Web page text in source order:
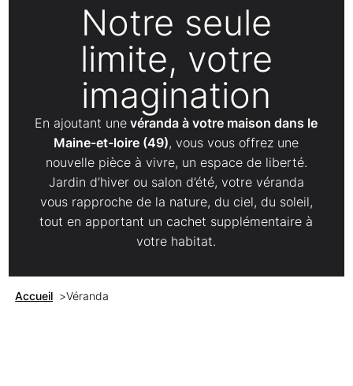
Notre seule
limite, votre
imagination
En ajoutant une véranda à votre maison dans le
Maine-et-loire (49), vous vous offrez une
nouvelle pièce à vivre, un espace de liberté.
Jardin d’hiver ou salon d’été, votre véranda
vous rapproche de la nature, du ciel, du soleil,
tout en apportant un cachet supplémentaire à
votre habitat.
Accueil >Véranda